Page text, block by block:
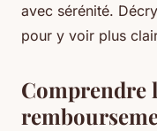
avec sérénité.
pour y voir plus
Comprendre